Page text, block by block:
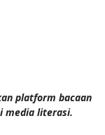
platform bacaan
media literasi.